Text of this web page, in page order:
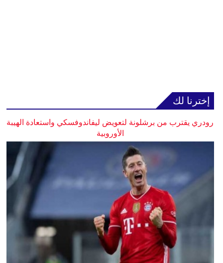
إخترنا لك
رودري يقترب من برشلونة لتعويض ليفاندوفسكي واستعادة الهيبة
الأوروبية